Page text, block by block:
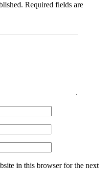
Required fields are
in this browser for the next